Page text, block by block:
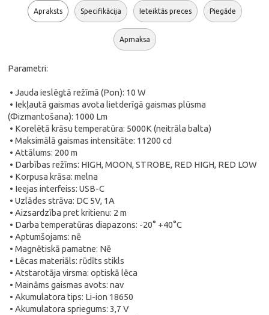
Apraksts Specifikācija Ieteiktās preces Piegāde
Apmaksa
Parametri:
• Jauda ieslēgtā režīmā (Pon): 10 W
• Iekļautā gaismas avota lietderīgā gaismas plūsma
(Φizmantošana): 1000 Lm
• Korelētā krāsu temperatūra: 5000K (neitrāla balta)
• Maksimālā gaismas intensitāte: 11200 cd
• Attālums: 200 m
• Darbības režīms: HIGH, MOON, STROBE, RED HIGH, RED LOW
• Korpusa krāsa: melna
• Ieejas interfeiss: USB-C
• Uzlādes strāva: DC 5V, 1A
• Aizsardzība pret kritienu: 2 m
• Darba temperatūras diapazons: -20° +40°C
• Aptumšojams: nē
• Magnētiskā pamatne: Nē
• Lēcas materiāls: rūdīts stikls
• Atstarotāja virsma: optiskā lēca
• Maināms gaismas avots: nav
• Akumulatora tips: Li-ion 18650
• Akumulatora spriegums: 3,7 V